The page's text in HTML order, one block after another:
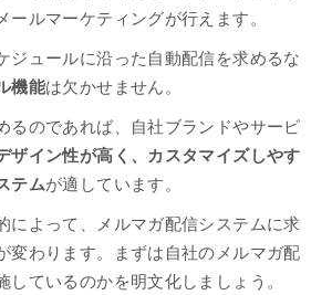
ールマーケティングが行えます。
ジュールに沿った自動配信を求めるな
機能は欠かせません。
るのであれば、自社ブランドやサービ
ザイン性が高く、カスタマイズしやす
テムが適しています。
によって、メルマガ配信システムに求
変わります。まずは自社のメルマガ配
しているのかを明文化しましょう。